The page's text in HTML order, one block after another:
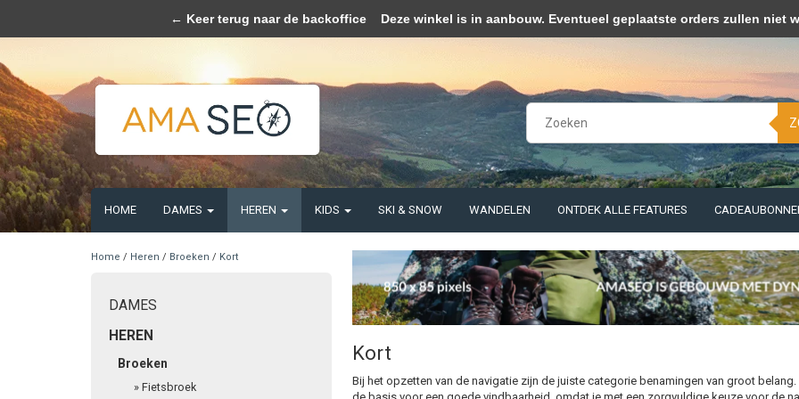
HOME DAMES HEREN KIDS SKI & SNOW WANDELEN ONTDEK ALLE FEATURES
Home / Heren / Broeken / Kort
DAMES
HEREN
Broeken
» Fietsbroek
Kort
Bij het opzetten van de navigatie zijn de juiste categorie benamingen van groot
Wij slaan cookies op om onze website te verbeteren. Is dat akkoord? Ja Nee Meer
← Keer terug naar de backoffice Deze winkel is in aanbouw. Eventueel geplaatste orders zullen niet